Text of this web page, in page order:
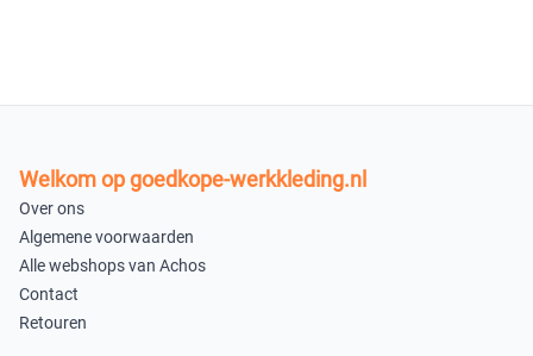
Welkom op goedkope-werkkleding.nl
Over ons
Algemene voorwaarden
Alle webshops van Achos
Contact
Retouren